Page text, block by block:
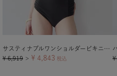
サスティナブルワンショルダービキニ/水着
¥ 6,919 ＞ ¥ 4,843 税込
¥